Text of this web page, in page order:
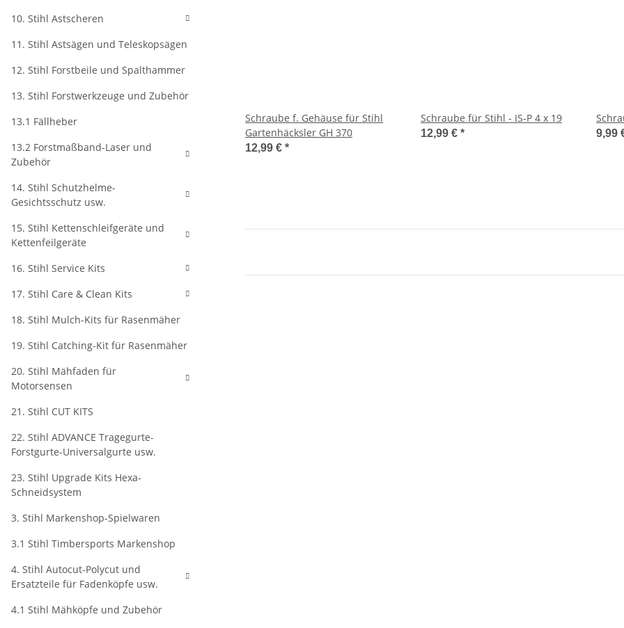
Schraube f. Gehäuse für Stihl
Gartenhäcksler GH 370
12,99 € *
Schraube für Stihl - IS-P 4 x 19
12,99 € * 9,99
10. Stihl Astscheren
11. Stihl Astsägen und Teleskopsägen
12. Stihl Forstbeile und Spalthammer
13. Stihl Forstwerkzeuge und Zubehör
13.1 Fällheber
13.2 Forstmaßband-Laser und
Zubehör
14. Stihl Schutzhelme-
Gesichtsschutz usw.
15. Stihl Kettenschleifgeräte und
Kettenfeilgeräte
16. Stihl Service Kits
17. Stihl Care & Clean Kits
18. Stihl Mulch-Kits für Rasenmäher
19. Stihl Catching-Kit für Rasenmäher
20. Stihl Mähfaden für
Motorsensen
21. Stihl CUT KITS
22. Stihl ADVANCE Tragegurte-
Forstgurte-Universalgurte usw.
23. Stihl Upgrade Kits Hexa-
Schneidsystem
3. Stihl Markenshop-Spielwaren
3.1 Stihl Timbersports Markenshop
4. Stihl Autocut-Polycut und
Ersatzteile für Fadenköpfe usw.
4.1 Stihl Mähköpfe und Zubehör